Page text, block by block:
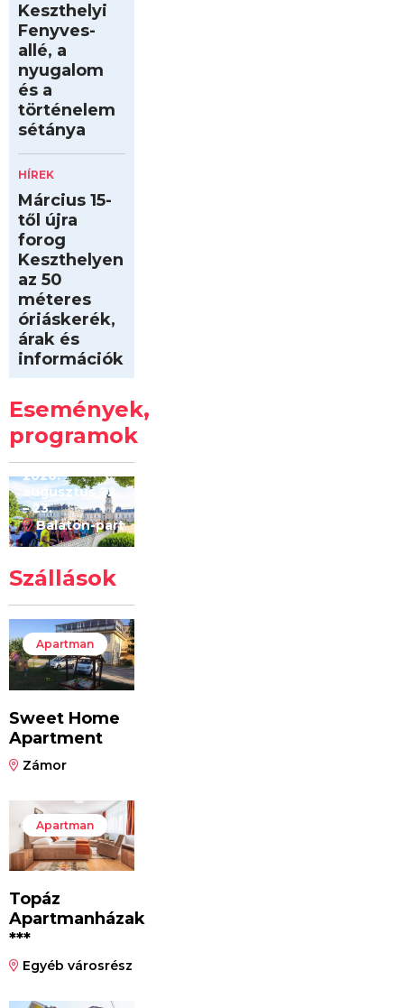
Keszthelyi
Fenyves-
allé, a
nyugalom
és a
történelem
sétánya
HÍREK
Március 15-
től újra
forog
Keszthelyen
az 50
méteres
óriáskerék,
árak és
információk
Események,
programok
Kilóméterek
2026
2026.
augusztus 22
– 23.
Balaton-part
Szállások
Apartman
Sweet Home
Apartment
Zámor
Apartman
Topáz
Apartmanházak
***
Egyéb városrész